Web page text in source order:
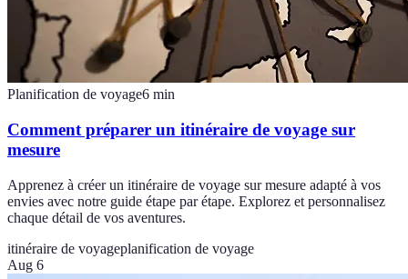
Planification de voyage6 min
Comment préparer un itinéraire de voyage sur
mesure
Apprenez à créer un itinéraire de voyage sur mesure adapté à vos
envies avec notre guide étape par étape. Explorez et personnalisez
chaque détail de vos aventures.
itinéraire de voyageplanification de voyage
Aug 6